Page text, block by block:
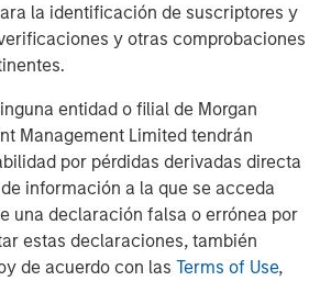
la identificación de suscriptores y
y otras comprobaciones
entidad o filial de Morgan
Management Limited tendrán
por pérdidas derivadas directa
información a la que se acceda
una declaración falsa o errónea por
estas declaraciones, también
de acuerdo con lasTerms of Use,
deals—surpassing 2024’s full-year
to its lowest since January,
strength.
Securities (MBS) Outperforms
by the Bloomberg US
Index, returned +1.22%,
Spreads tightened, and bank
SLR easing. Mortgage fundamentals
low delinquency and limited